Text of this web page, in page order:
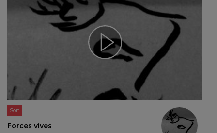
Son
Forces vives